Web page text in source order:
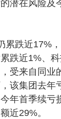
潜在风险及
跌近17%，
跌近1%、科
受来自同业
该集团去年
年首季续亏
近29%。